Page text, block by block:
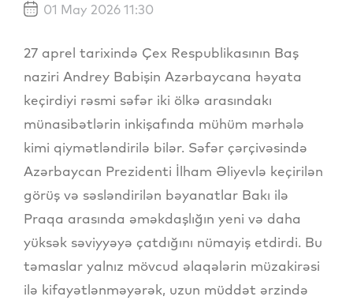
01 May 2026 11:30
27 aprel tarixində Çex Respublikasının Baş
naziri Andrey Babişin Azərbaycana həyata
keçirdiyi rəsmi səfər iki ölkə arasındakı
münasibətlərin inkişafında mühüm mərhələ
kimi qiymətləndirilə bilər. Səfər çərçivəsində
Azərbaycan Prezidenti İlham Əliyevlə keçirilən
görüş və səsləndirilən bəyanatlar Bakı ilə
Praqa arasında əməkdaşlığın yeni və daha
yüksək səviyyəyə çatdığını nümayiş etdirdi. Bu
təmaslar yalnız mövcud əlaqələrin müzakirəsi
ilə kifayətlənməyərək, uzun müddət ərzində